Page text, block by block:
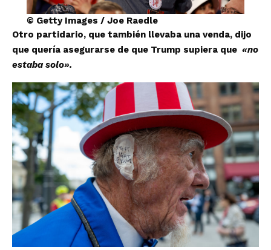
© Getty Images / Joe Raedle
Otro partidario, que también llevaba una venda, dijo
que quería asegurarse de que Trump supiera que «no
estaba solo».